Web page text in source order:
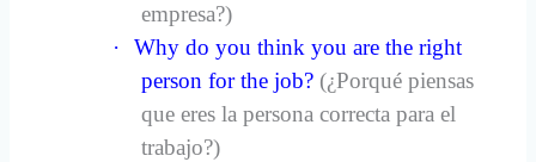
empresa?)
·
Why do you think you are the right
person for the job? (¿Porqué piensas
que eres la persona correcta para el
trabajo?)